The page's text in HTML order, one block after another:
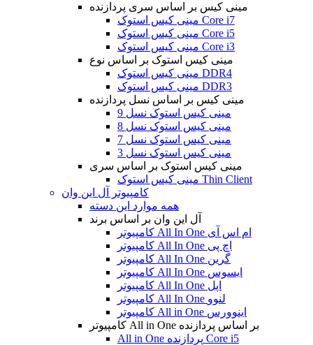
مینی کیس بر اساس سری پردازنده
مینی کیس استوک Core i7
مینی کیس استوک Core i5
مینی کیس استوک Core i3
مینی کیس استوک بر اساس نوع
مینی کیس استوک DDR4
مینی کیس استوک DDR3
مینی کیس بر اساس نسل پردازنده
مینی کیس استوک نسل 9
مینی کیس استوک نسل 8
مینی کیس استوک نسل 7
مینی کیس استوک نسل 3
مینی کیس استوک بر اساس سری
مینی کیس استوک Thin Client
کامپیوتر آل این وان
همه موارد این دسته
آل این وان بر اساس برند
کامپیوتر All In One ام اس آی
کامپیوتر All In One اچ پی
کامپیوتر All In One گرین
کامپیوتر All In One ایسوس
کامپیوتر All In One اپل
کامپیوتر All In One لنوو
کامپیوتر All in One اینوورس
کامپیوتر All in One بر اساس پردازنده
All in One پردازنده Core i5